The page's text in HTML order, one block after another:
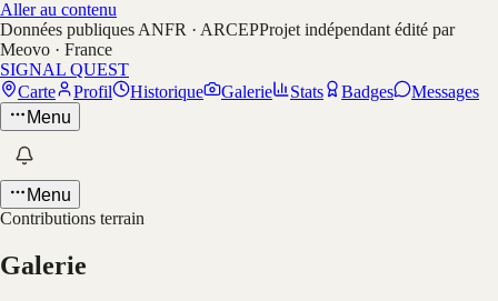
Aller au contenu
Données publiques ANFR · ARCEPProjet indépendant édité par
Meovo · France
SIGNAL QUEST
Carte
Profil Historique Galerie Stats Badges
Messages
Menu
Menu
Contributions terrain
Galerie